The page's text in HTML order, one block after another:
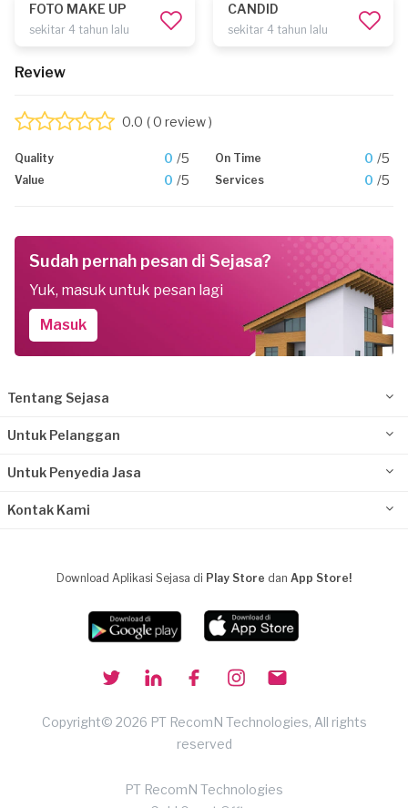
FOTO MAKE UP
sekitar 4 tahun lalu
CANDID
sekitar 4 tahun lalu
Review
0.0 ( 0 review )
Quality 0 /5 On Time 0 /5
Value 0 /5 Services 0 /5
Sudah pernah pesan di Sejasa?
Yuk, masuk untuk pesan lagi
Masuk
Tentang Sejasa
Untuk Pelanggan
Untuk Penyedia Jasa
Kontak Kami
Download Aplikasi Sejasa di Play Store dan App Store!
Copyright© 2026 PT RecomN Technologies, All rights
reserved
PT RecomN Technologies